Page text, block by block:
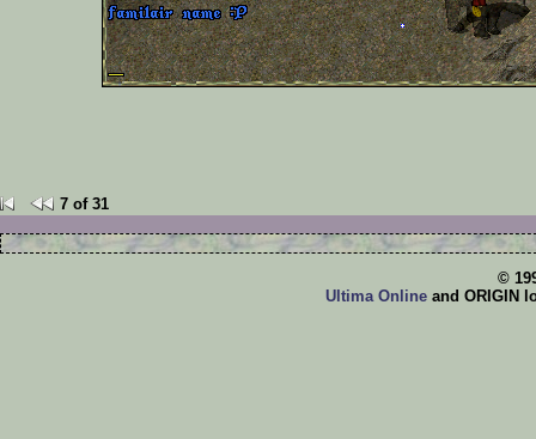
7 of 31
©
Ultima Online and ORIGIN